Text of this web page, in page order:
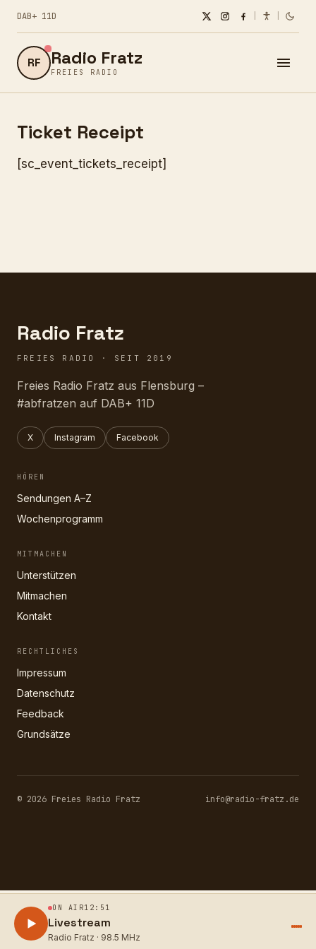
DAB+ 11D
RF Radio Fratz
FREIES RADIO
Ticket Receipt
[sc_event_tickets_receipt]
Radio Fratz
FREIES RADIO · SEIT 2019
Freies Radio Fratz aus Flensburg –
#abfratzen auf DAB+ 11D
X Instagram Facebook
HÖREN
Sendungen A–Z
Wochenprogramm
MITMACHEN
Unterstützen
Mitmachen
Kontakt
RECHTLICHES
Impressum
Datenschutz
Feedback
Grundsätze
© 2026 Freies Radio Fratz info@radio-fratz.de
ON AIR12:51
Livestream
Radio Fratz · 98.5 MHz